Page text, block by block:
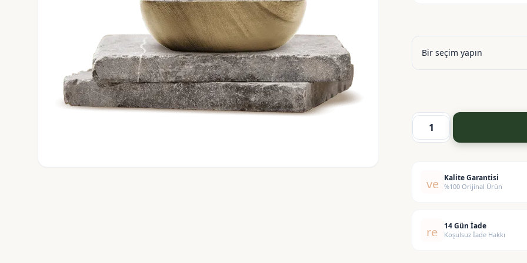
Siyah
verified
Kalite Garantisi
%100 Orijinal Ürün
replay14 Gün İade
Koşulsuz İade Hakkı